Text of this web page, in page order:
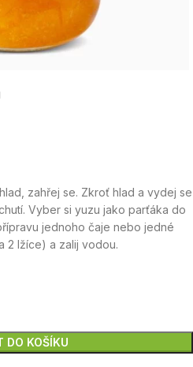
zahřej se. Zkroť hlad a vydej se
Vyber si yuzu jako parťáka do
jednoho čaje nebo jedné
2 lžíce) a zalij vodou.
DO KOŠÍKU